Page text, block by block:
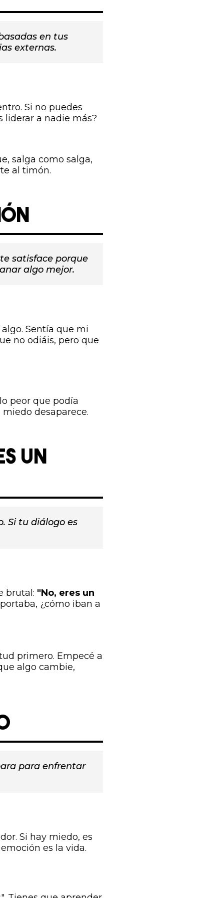
en tus
externas.
Si no puedes
liderar a nadie más?
salga como salga,
al timón.
satisface porque
algo mejor.
Sentía que mi
no odiáis, pero que
peor que podía
desaparece.
UN
Si tu diálogo es
brutal: "No, eres un
¿cómo iban a
primero. Empecé a
algo cambie,
para enfrentar
Si hay miedo, es
es la vida.